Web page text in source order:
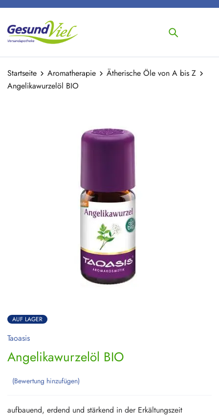
Startseite Aromatherapie
Ätherische Öle von A bis Z
Angelikawurzelöl BIO
AUF LAGER
Taoasis
Angelikawurzelöl BIO
Bewertung hinzufügen
aufbauend, erdend und stärkend in der Erkältungszeit